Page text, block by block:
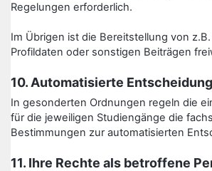
Regelungen erforderlich.
Im Übrigen ist die Bereitstellung von
Profildaten oder sonstigen Beiträgen
10. Automatisierte
In gesonderten Ordnungen regeln die
für die jeweiligen Studiengänge die
Bestimmungen zur automatisierten
11. Ihre Rechte als betroffene